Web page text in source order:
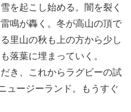
を起こし始める。闇を裂く
鳴が轟く。冬が高山の頂で
里山の秋も上の方から少し
落葉に埋まっていく。
き、これからラグビーの試
ュージーランド。もうすぐ